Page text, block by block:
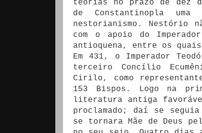
teorias no prazo de dez
de Constantinopla
nestorianismo. Nestório
com o apoio do
antioquena, entre os
Em 431, o Imperador
terceiro Concílio
Cirilo, como
153 Bispos. Logo na
literatura antiga
proclamado; daí se
se tornara Mãe de Deus